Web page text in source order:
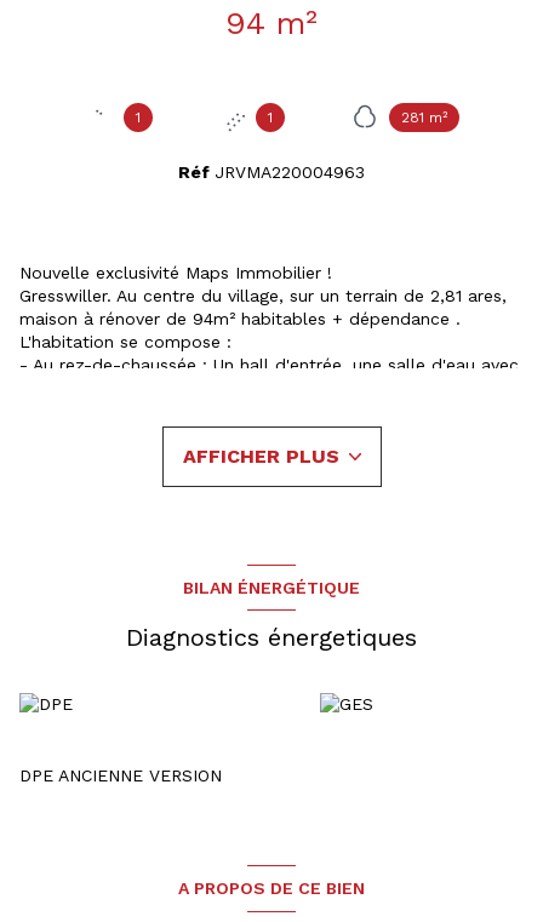
94 m²
1 1 281 m²
Réf JRVMA220004963
Nouvelle exclusivité Maps Immobilier !
Gresswiller. Au centre du village, sur un terrain de 2,81 ares,
maison à rénover de 94m² habitables + dépendance .
L'habitation se compose :
- Au rez-de-chaussée : Un hall d'entrée, une salle d'eau avec
seconde en enfilade, une chambre avec un point d'eau et
donnant accès à une salle de bain et wc.
Le chauffage est au fioul par radiateurs.
Pour toute demande de renseignement et visite, votre
AFFICHER PLUS
BILAN ÉNERGÉTIQUE
Diagnostics énergetiques
DPE ANCIENNE VERSION
A PROPOS DE CE BIEN